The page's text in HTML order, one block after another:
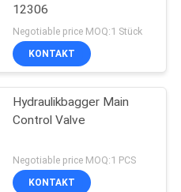
12306
Negotiable price MOQ:1 Stück
KONTAKT
Hydraulikbagger Main
Control Valve
Negotiable price MOQ:1 PCS
KONTAKT